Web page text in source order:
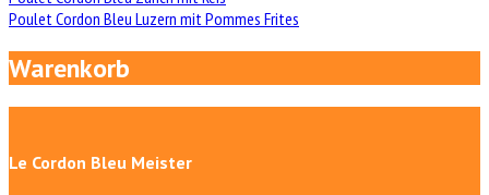
Navigation
Poulet Cordon Bleu Luzern mit Pommes Frites
Warenkorb
Le Cordon Bleu Meister